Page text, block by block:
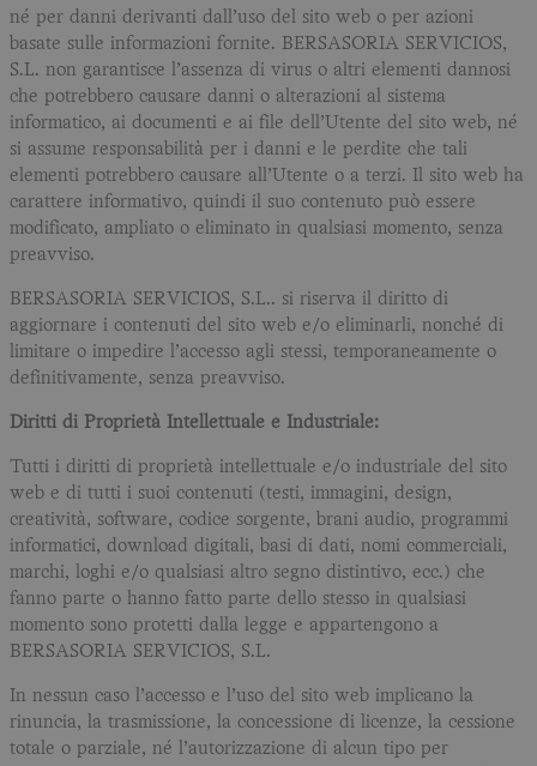
né per danni derivanti dall’uso del sito web o per azioni
basate sulle informazioni fornite. BERSASORIA SERVICIOS,
S.L. non garantisce l’assenza di virus o altri elementi dannosi
che potrebbero causare danni o alterazioni al sistema
informatico, ai documenti e ai file dell’Utente del sito web, né
si assume responsabilità per i danni e le perdite che tali
elementi potrebbero causare all’Utente o a terzi. Il sito web ha
carattere informativo, quindi il suo contenuto può essere
modificato, ampliato o eliminato in qualsiasi momento, senza
preavviso.
BERSASORIA SERVICIOS, S.L.. si riserva il diritto di
aggiornare i contenuti del sito web e/o eliminarli, nonché di
limitare o impedire l’accesso agli stessi, temporaneamente o
definitivamente, senza preavviso.
Diritti di Proprietà Intellettuale e Industriale:
Tutti i diritti di proprietà intellettuale e/o industriale del sito
web e di tutti i suoi contenuti (testi, immagini, design,
creatività, software, codice sorgente, brani audio, programmi
informatici, download digitali, basi di dati, nomi commerciali,
marchi, loghi e/o qualsiasi altro segno distintivo, ecc.) che
fanno parte o hanno fatto parte dello stesso in qualsiasi
momento sono protetti dalla legge e appartengono a
BERSASORIA SERVICIOS, S.L.
In nessun caso l’accesso e l’uso del sito web implicano la
rinuncia, la trasmissione, la concessione di licenze, la cessione
totale o parziale, né l’autorizzazione di alcun tipo per